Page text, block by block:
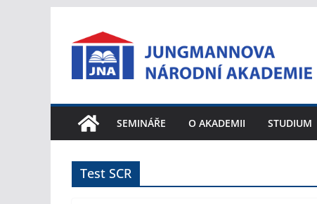
SEMINÁŘE O AKADEMII STUDIUM
Test SCR